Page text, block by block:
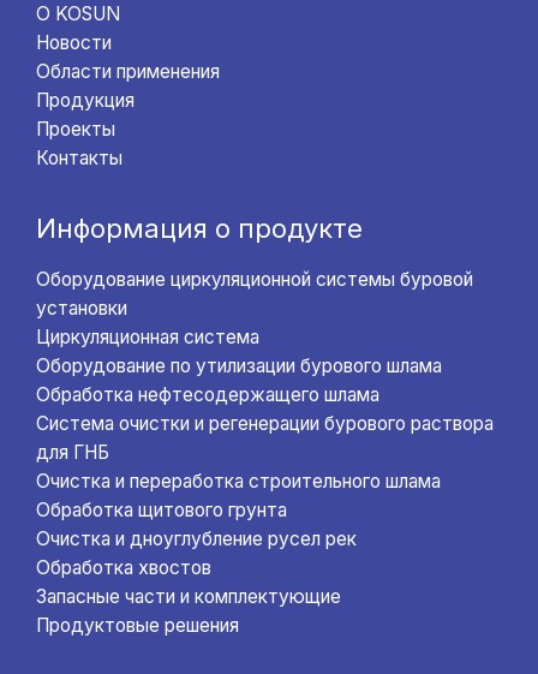
О KOSUN
Новости
Области применения
Продукция
Проекты
Контакты
Информация о продукте
Оборудование циркуляционной системы буровой
установки
Циркуляционная система
Оборудование по утилизации бурового шлама
Обработка нефтесодержащего шлама
Система очистки и регенерации бурового раствора
для ГНБ
Очистка и переработка строительного шлама
Обработка щитового грунта
Очистка и дноуглубление русел рек
Обработка хвостов
Запасные части и комплектующие
Продуктовые решения